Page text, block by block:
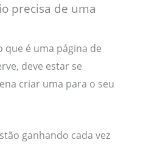
precisa de uma
que é uma página de
deve estar se
criar uma para o seu
ganhando cada vez